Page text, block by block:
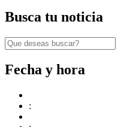
Busca tu noticia
Fecha y hora
: